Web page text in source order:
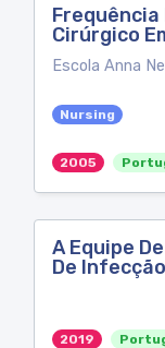
Frequência
Cirúrgico
Escola Anna
Nursing
2005
A Equipe
De
2019